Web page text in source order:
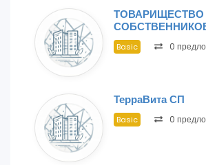
ТОВАРИЩЕСТВО
Basic 0
ТерраВита СП
Basic 0